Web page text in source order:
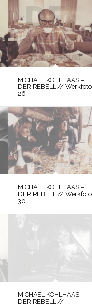
MICHAEL KOHLHAAS –
DER REBELL // Werkfoto
26
MICHAEL KOHLHAAS –
DER REBELL // Werkfoto
30
MICHAEL KOHLHAAS –
DER REBELL //